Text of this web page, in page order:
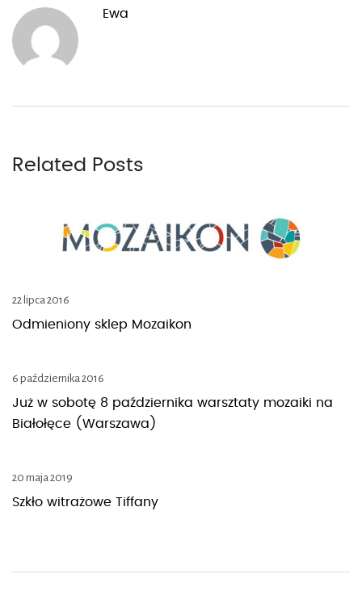
Ewa
Related Posts
22 lipca 2016
Odmieniony sklep Mozaikon
6 października 2016
Już w sobotę 8 października warsztaty mozaiki na
Białołęce (Warszawa)
20 maja 2019
Szkło witrażowe Tiffany